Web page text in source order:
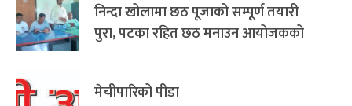
निन्दा खोलामा छठ पूजाको सम्पूर्ण तयारी
पुरा, पटका रहित छठ मनाउन आयोजकको
मेचीपारिको पीडा